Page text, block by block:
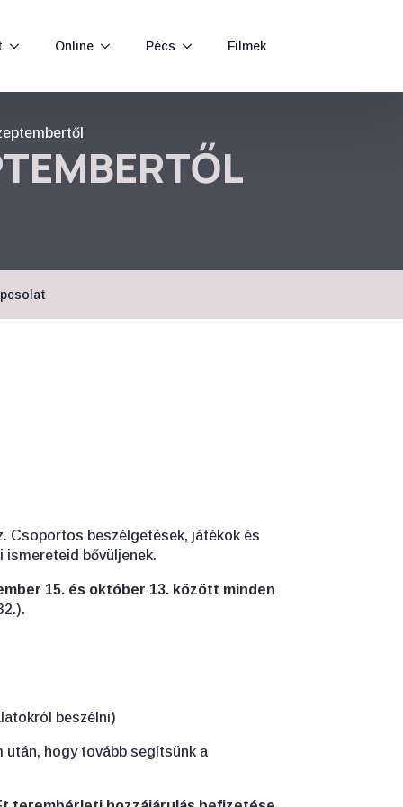
Online Pécs Filmek
Csoportos beszélgetések, játékok és
ismereteid bővüljenek.
15. és október 13. között minden
beszélni)
hogy tovább segítsünk a